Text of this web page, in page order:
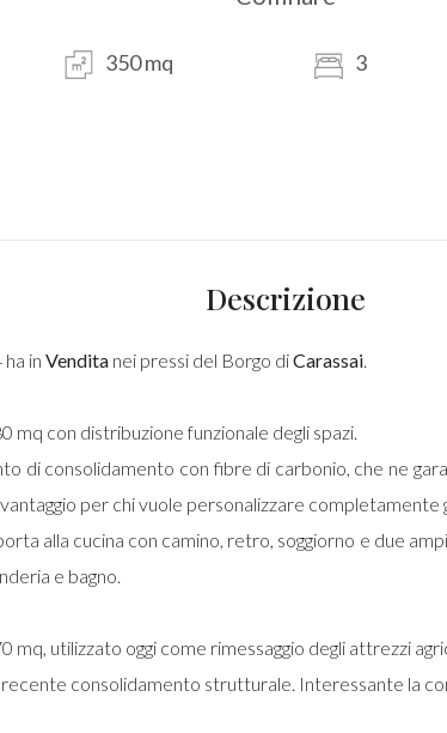
350 mq 3
Descrizione
in Venditanei pressi del Borgo diCarassai.
mq con distribuzione funzionale degli spazi.
di consolidamento con fibre di carbonio, che ne
per chi vuole personalizzare completamente
alla cucina con camino, retro, soggiorno e due
e bagno.
mq, utilizzato oggi come rimessaggio degli attrezzi
consolidamento strutturale. Interessante la